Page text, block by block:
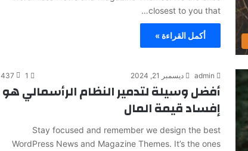
closest to you that…
أكمل القراءة »
admin ديسمبر 21, 2024 1
437
أفضل وسيلة لتدمير النظام الرأسمالي هو
إفساد قيمة المال
Stay focused and remember we design the best
WordPress News and Magazine Themes. It’s the ones